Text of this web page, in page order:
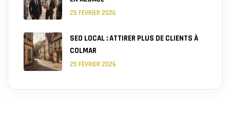
25 FÉVRIER 2026
SEO LOCAL : ATTIRER PLUS DE CLIENTS À
COLMAR
25 FÉVRIER 2026